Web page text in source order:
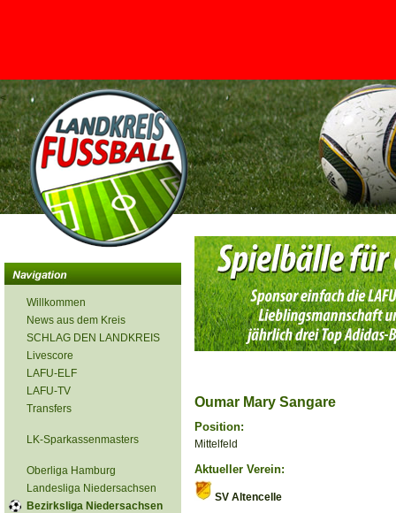
<
Willkommen
News aus dem Kreis
SCHLAG DEN LANDKREIS
Livescore
LAFU-ELF
LAFU-TV
Transfers
LK-Sparkassenmasters
Oberliga Hamburg
Landesliga Niedersachsen
Bezirksliga Niedersachsen
Oumar Mary Sangare
Position:
Mittelfeld
Aktueller Verein:
SV Altencelle